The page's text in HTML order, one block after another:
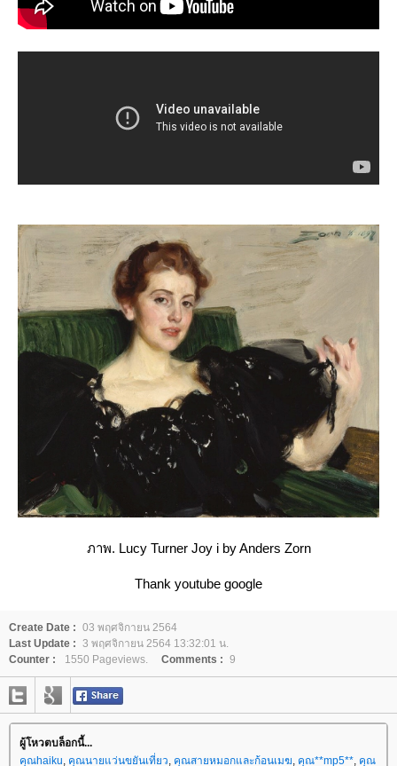
ภาพ. Lucy Turner Joy i by Anders Zorn
Thank youtube google
Create Date : 03 พฤศจิกายน 2564
Last Update : 3 พฤศจิกายน 2564 13:32:01 น.
Counter :
1550 Pageviews. Comments : 9
ผู้โหวตบล็อกนี้...
คุณhaiku, คุณนายแว่นขยันเที่ยว, คุณสายหมอกและก้อนเมฆ, คุณ**mp5**, คุณ